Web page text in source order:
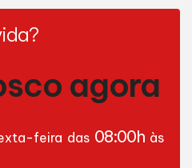
agora
feira das 08:00h às